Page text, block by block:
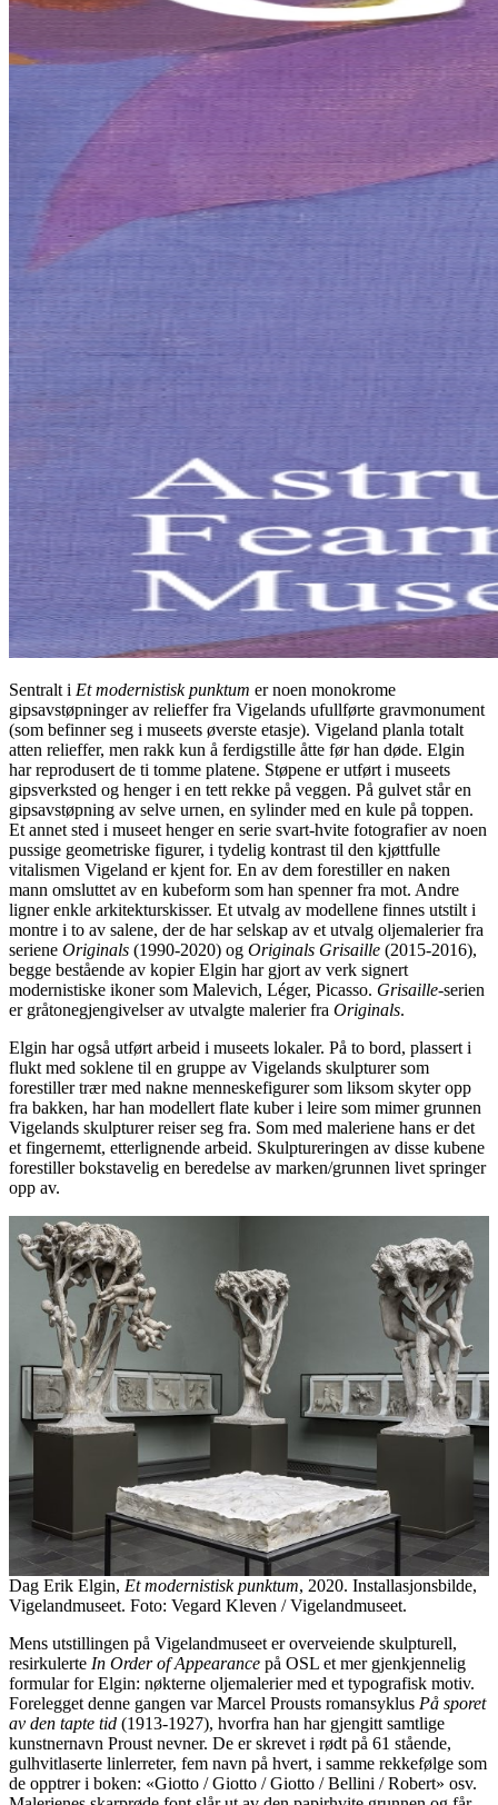
Sentralt i Et modernistisk punktum er noen monokrome
gipsavstøpninger av relieffer fra Vigelands ufullførte gravmonument
(som befinner seg i museets øverste etasje). Vigeland planla totalt
atten relieffer, men rakk kun å ferdigstille åtte før han døde. Elgin
har reprodusert de ti tomme platene. Støpene er utført i museets
gipsverksted og henger i en tett rekke på veggen. På gulvet står en
gipsavstøpning av selve urnen, en sylinder med en kule på toppen.
Et annet sted i museet henger en serie svart-hvite fotografier av noen
pussige geometriske figurer, i tydelig kontrast til den kjøttfulle
vitalismen Vigeland er kjent for. En av dem forestiller en naken
mann omsluttet av en kubeform som han spenner fra mot. Andre
ligner enkle arkitekturskisser. Et utvalg av modellene finnes utstilt i
montre i to av salene, der de har selskap av et utvalg oljemalerier fra
seriene Originals (1990-2020) og Originals Grisaille (2015-2016),
begge bestående av kopier Elgin har gjort av verk signert
modernistiske ikoner som Malevich, Léger, Picasso. Grisaille-serien
er gråtonegjengivelser av utvalgte malerier fra Originals.
Elgin har også utført arbeid i museets lokaler. På to bord, plassert i
flukt med soklene til en gruppe av Vigelands skulpturer som
forestiller trær med nakne menneskefigurer som liksom skyter opp
fra bakken, har han modellert flate kuber i leire som mimer grunnen
Vigelands skulpturer reiser seg fra. Som med maleriene hans er det
et fingernemt, etterlignende arbeid. Skulptureringen av disse kubene
forestiller bokstavelig en beredelse av marken/grunnen livet springer
opp av.
Dag Erik Elgin, Et modernistisk punktum, 2020. Installasjonsbilde,
Vigelandmuseet. Foto: Vegard Kleven / Vigelandmuseet.
Mens utstillingen på Vigelandmuseet er overveiende skulpturell,
resirkulerte In Order of Appearance på OSL et mer gjenkjennelig
formular for Elgin: nøkterne oljemalerier med et typografisk motiv.
Forelegget denne gangen var Marcel Prousts romansyklus På sporet
av den tapte tid (1913-1927), hvorfra han har gjengitt samtlige
kunstnernavn Proust nevner. De er skrevet i rødt på 61 stående,
gulhvitlaserte linlerreter, fem navn på hvert, i samme rekkefølge som
de opptrer i boken: «Giotto / Giotto / Giotto / Bellini / Robert» osv.